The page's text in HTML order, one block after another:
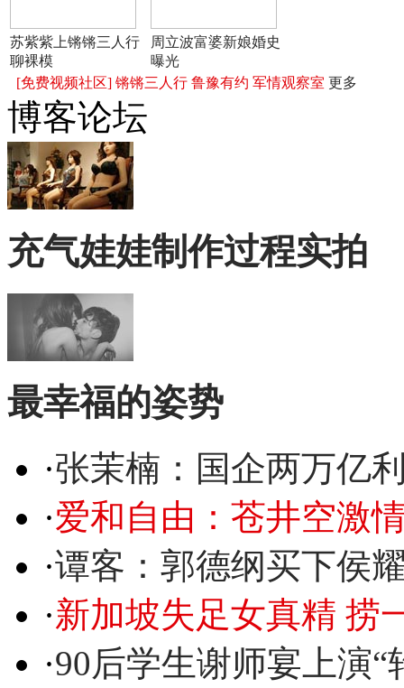
苏紫紫上锵锵三人行
聊裸模
周立波富婆新娘婚史
曝光
[免费视频社区] 锵锵三人行 鲁豫有约 军情观察室 更多
博客论坛
充气娃娃制作过程实拍
最幸福的姿势
·张茉楠：国企两万亿
·爱和自由：苍井空激
·谭客：郭德纲买下侯
·新加坡失足女真精 捞
·90后学生谢师宴上演“